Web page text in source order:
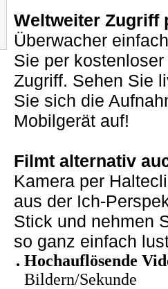
Weltweiter Zugriff
Überwacher
Sie per
Zugriff. Sehen Sie
Sie sich die
Mobilgerät auf!
Filmt alternativ
Kamera per
aus der Ich-
Stick und nehmen
so ganz einfach
Hochauflösende
Bildern/Sekunde